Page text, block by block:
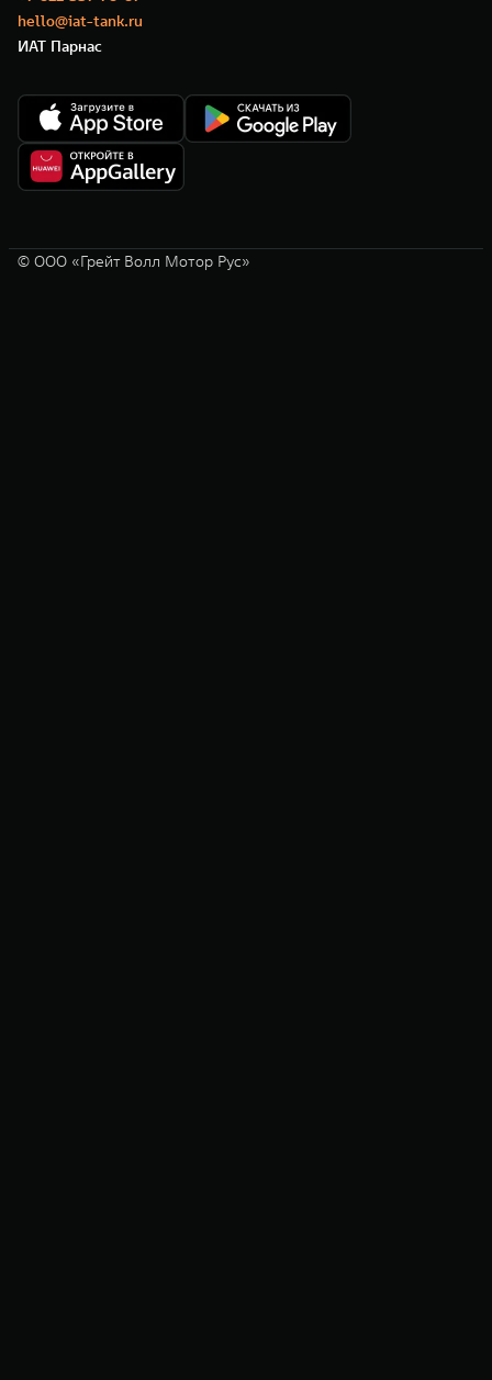
hello@iat-tank.ru
ИАТ Парнас
© ООО «Грейт Волл Мотор Рус»